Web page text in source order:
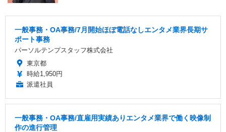
一般事務・OA事務/7月開始ほぼ電話なしエンタメ業界長期サ
ポート事務
パーソルテンプスタッフ株式会社
東京都
時給1,950円
派遣社員
一般事務・OA事務/直雇用実績ありエンタメ業界で働く映像制
作の進行管理